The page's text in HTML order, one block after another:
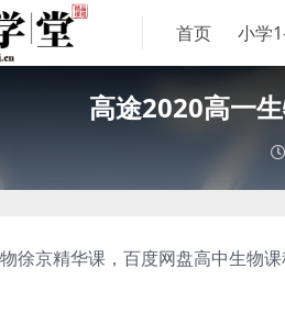
首页 小学
高途2020高一
徐京精华课，百度网盘高中生物课